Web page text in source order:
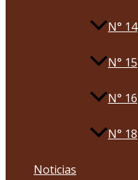
N° 14
N° 15
N° 16
N° 18
Noticias